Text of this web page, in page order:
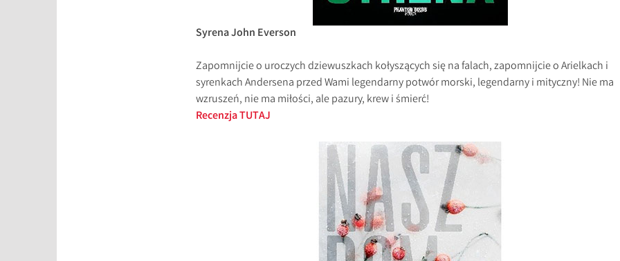
Syrena John Everson
Zapomnijcie o uroczych dziewuszkach kołyszących się na falach, zapomnijcie o Arielkach i
syrenkach Andersena przed Wami legendarny potwór morski, legendarny i mityczny! Nie ma
wzruszeń, nie ma miłości, ale pazury, krew i śmierć!
Recenzja TUTAJ